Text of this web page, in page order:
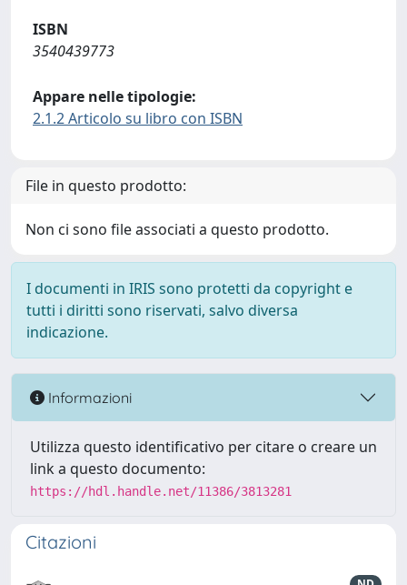
ISBN
3540439773
Appare nelle tipologie:
2.1.2 Articolo su libro con ISBN
File in questo prodotto:
Non ci sono file associati a questo prodotto.
I documenti in IRIS sono protetti da copyright e
tutti i diritti sono riservati, salvo diversa
indicazione.
Informazioni
Utilizza questo identificativo per citare o creare un
link a questo documento:
https://hdl.handle.net/11386/3813281
Citazioni